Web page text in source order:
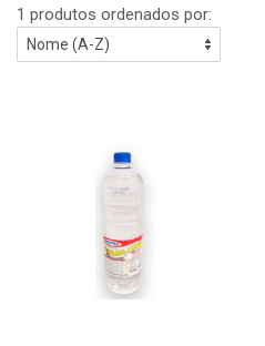
1 produtos ordenados por: